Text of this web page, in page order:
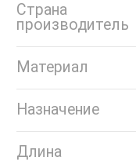
Страна
производитель
Материал
Назначение
Длина